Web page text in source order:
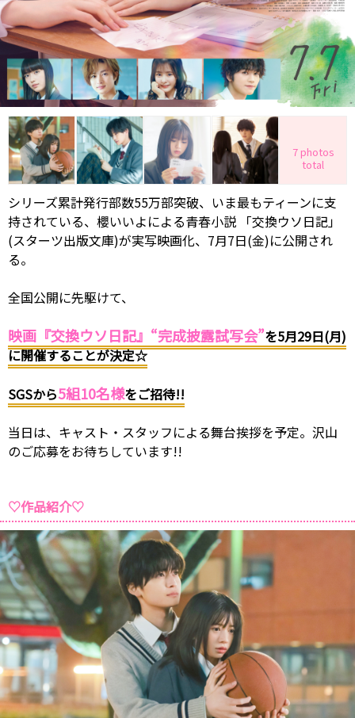
7 photos
total
シリーズ累計発行部数55万部突破、いま最もティーンに支
持されている、櫻いいよによる青春小説 「交換ウソ日記」
(スターツ出版文庫)が実写映画化、7月7日(金)に公開され
る。
全国公開に先駆けて、
映画『交換ウソ日記』“完成披露試写会”を5月29日(月)
に開催することが決定☆
SGSから5組10名様をご招待!!
当日は、キャスト・スタッフによる舞台挨拶を予定。沢山
のご応募をお待ちしています!!
♡作品紹介♡